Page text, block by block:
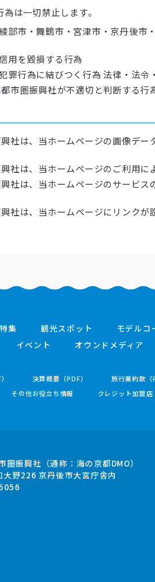
は一切禁止します。
部市・舞鶴市・宮津市・京丹後市
用を毀損する行為
罪行為に結びつく行為 法律・法令
市圏振興社が不適切と判断する行
社は、当ホームページの画像デ
社は、当ホームページのご利用に
社は、当ホームページのサービ
社は、当ホームページにリンク
特集 観光スポット モデルコ
イベント オウンドメディア
決算概要（PDF） 旅行業約款（
その他お役立ち情報 クレジット加盟店
圏振興社 （通称：海の京都DMO）
大野226 京丹後市大宮庁舎内